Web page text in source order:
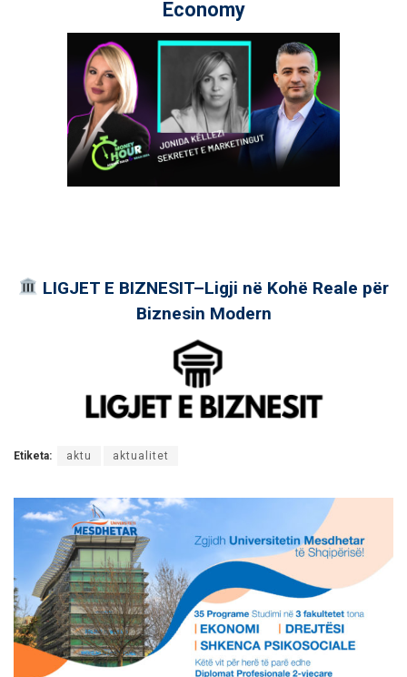
Economy
LIGJET E BIZNESIT–Ligji në Kohë Reale për
Biznesin Modern
Etiketa: aktu aktualitet